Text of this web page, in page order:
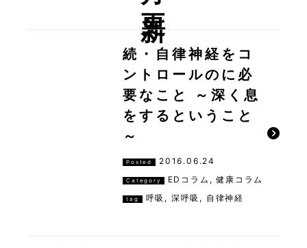
続・自律神経をコ
ントロールのに必
要なこと ～深く息
をするということ
～
Posted 2016.06.24
Category EDコラム ,健康コラム
tag 呼吸 , 深呼吸 , 自律神経